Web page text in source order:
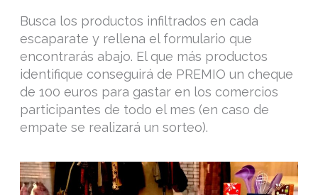
Busca los productos infiltrados en cada
escaparate y rellena el formulario que
encontrarás abajo. El que más productos
identifique conseguirá de PREMIO un cheque
de 100 euros para gastar en los comercios
participantes de todo el mes (en caso de
empate se realizará un sorteo).